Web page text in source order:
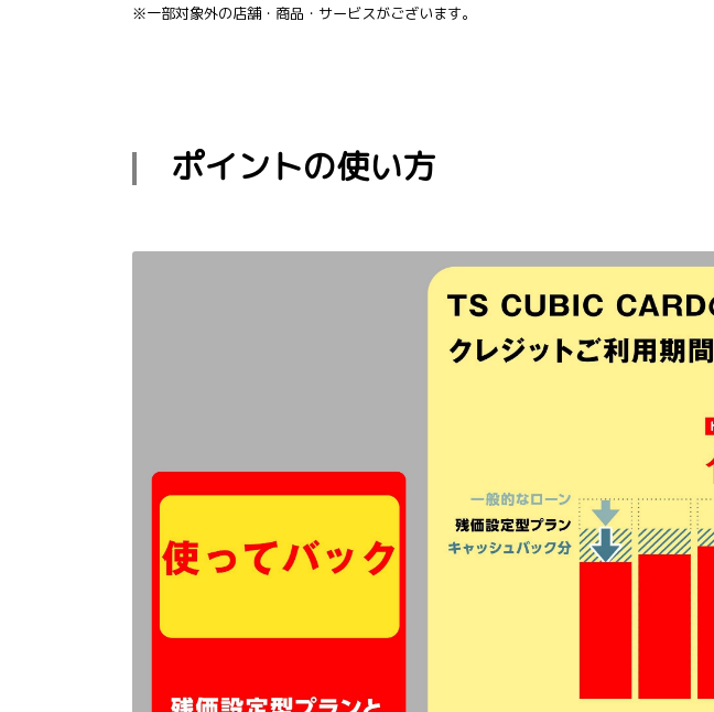
※一部対象外の店舗・商品・サービスがございます。
ポイントの使い方